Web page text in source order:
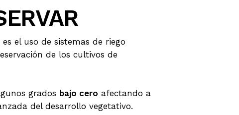
el uso de sistemas de riego
de los cultivos de
grados bajo cero afectando a
del desarrollo vegetativo.